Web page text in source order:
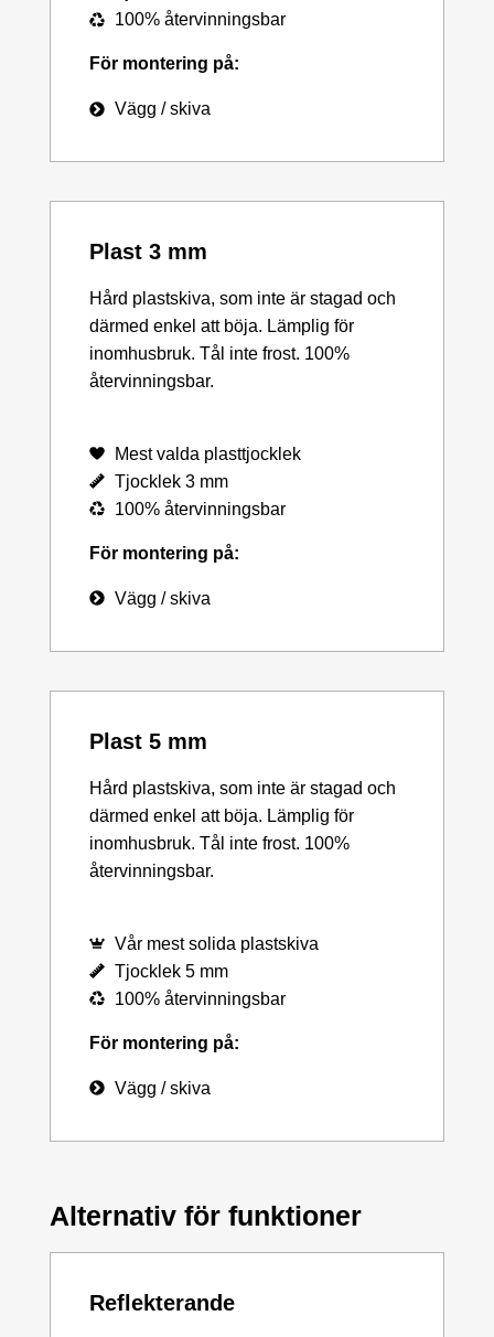
100% återvinningsbar
För montering på:
Vägg / skiva
Plast 3 mm
Hård plastskiva, som inte är stagad och
därmed enkel att böja. Lämplig för
inomhusbruk. Tål inte frost. 100%
återvinningsbar.
Mest valda plasttjocklek
Tjocklek 3 mm
100% återvinningsbar
För montering på:
Vägg / skiva
Plast 5 mm
Hård plastskiva, som inte är stagad och
därmed enkel att böja. Lämplig för
inomhusbruk. Tål inte frost. 100%
återvinningsbar.
Vår mest solida plastskiva
Tjocklek 5 mm
100% återvinningsbar
För montering på:
Vägg / skiva
Alternativ för funktioner
Reflekterande